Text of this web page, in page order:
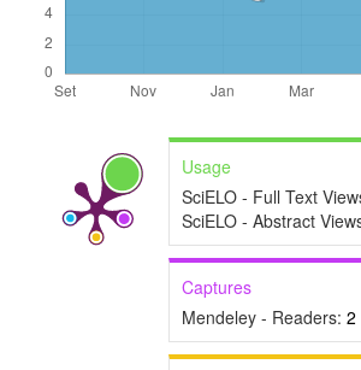
Usage
SciELO - Full Text
SciELO - Abstract
Captures
Mendeley - Readers: 2